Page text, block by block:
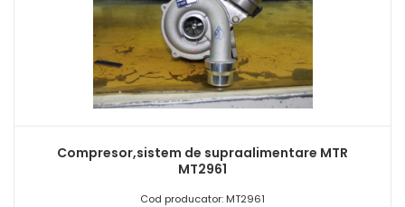
Compresor,sistem de supraalimentare MTR
MT2961
Cod producator: MT2961